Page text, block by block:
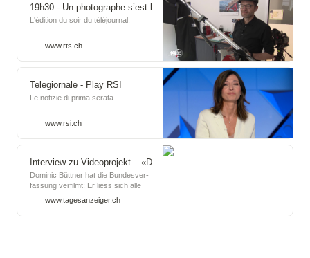
speziellen Orten vorlesen.
19h30 - Un photographe s’est lancé le défi monumental de faire lire la Constitution suisse à des citoyens des quatre coins du pays - Play RTS
L'édition du soir du téléjournal.
www.rts.ch
Telegiornale - Play RSI
Le notizie di prima serata
www.rsi.ch
Interview zu Videoprojekt – «Die Bundes­­ver­­fassung hat mit uns allen zu tun und geht uns alle an»
Dominic Büttner hat die Bundes­ver­
fassung verfilmt: Er liess sich alle
195 Artikel vor der Kamera vorlesen.
Im Gespräch erzählt er, was er dabei
erlebt hat.
www.tagesanzeiger.ch